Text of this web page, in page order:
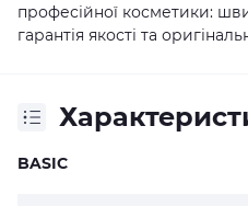
професійної косметики:
гарантія якості та
BASIC